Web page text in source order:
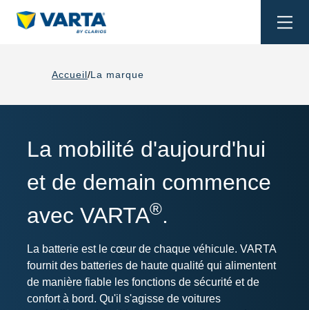
Accueil La marque
La mobilité d'aujourd'hui
et de demain commence
avec VARTA®.
La batterie est le cœur de chaque véhicule. VARTA
fournit des batteries de haute qualité qui alimentent
de manière fiable les fonctions de sécurité et de
confort à bord. Qu'il s'agisse de voitures